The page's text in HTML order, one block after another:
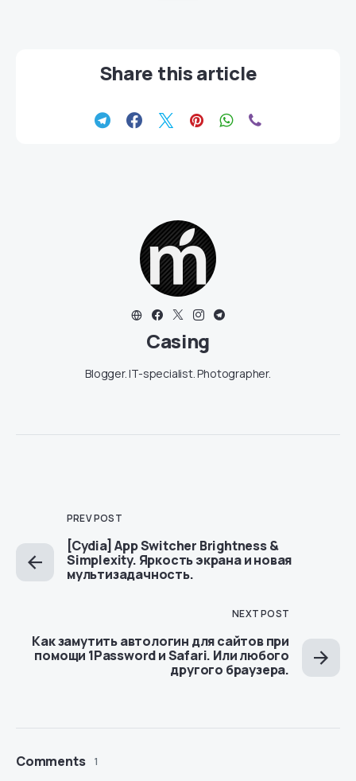
Share this article
Casing
Blogger. IT-specialist. Photographer.
PREV POST
[Cydia] App Switcher Brightness &
Simplexity. Яркость экрана и новая
мультизадачность.
NEXT POST
Как замутить автологин для сайтов при
помощи 1Password и Safari. Или любого
другого браузера.
Comments 1